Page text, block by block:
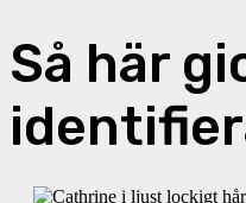
Så här